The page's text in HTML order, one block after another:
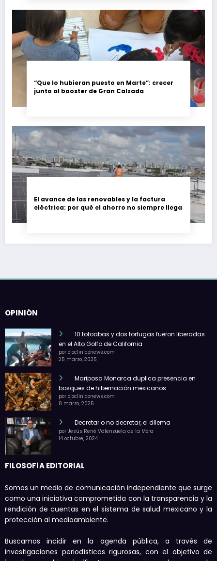
“Que lo hubieran puesto en Marte”: crecer
junto al booster de Gran Calzada
El avance de las renovables y la factura
eléctrica: por qué el ahorro no siempre llega
OPINIÓN
10 totoabas y dos tortugas fueron liberadas
en el Alto Golfo de California
por ojocliniconews.com
25 marzo, 2025
Mariposa Monarca duplica presencia en
bosques de hibernación mexicanos
por ojocliniconews.com
8 marzo, 2025
Decretar o no decretar, el dilema
por Jesús René Valenzuela de la Mora
14 octubre, 2024
FILOSOFÍA EDITORIAL
Somos un medio de comunicación independiente que surge
como una iniciativa comprometida con la transparencia y la
rendición de cuentas en el sistema de salud mexicano y la
protección al medioambiente.
Buscamos incidir en la agenda pública, a través de
investigaciones periodísticas rigurosas, con el objetivo de